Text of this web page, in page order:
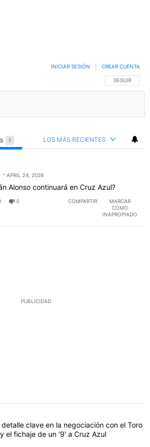
SIGA ESTA
SEGUIR
INICIAR SESIÓN CREAR CUENTA
1 LOS MÁS RECIENTES
APRIL 24, 2026
Alonso continuará en Cruz Azul?
0 COMPARTIR
MARCAR
COMO
INAPROPIADO
PUBLICIDAD
artículos con más comentarios en los
con el título "Revelan un detalle clave
detalle clave en la negociación con el Toro
el fichaje de un '9' a Cruz Azul